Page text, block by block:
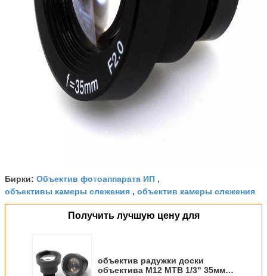
Бирки: Объектив фотоаппарата ИП ,
объективы камеры слежения , объектив камеры слежения
Получить лучшую цену для
объектив радужки доски
объектива М12 МТВ 1/3" 35мм